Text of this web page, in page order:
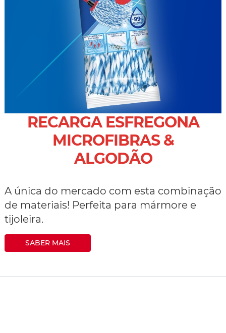
RECARGA ESFREGONA
MICROFIBRAS &
ALGODÃO
A única do mercado com esta combinação
de materiais! Perfeita para mármore e
tijoleira.
SABER MAIS